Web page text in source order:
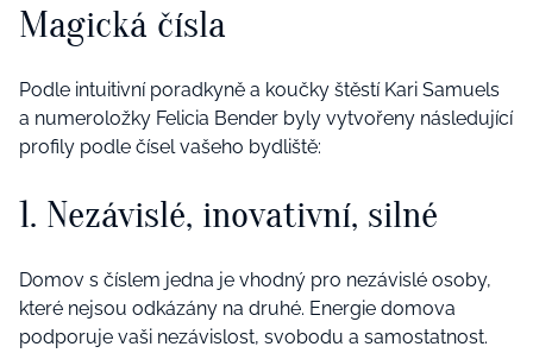
Magická čísla
Podle intuitivní poradkyně a koučky štěstí Kari Samuels
a numeroložky Felicia Bender byly vytvořeny následující
profily podle čísel vašeho bydliště:
1. Nezávislé, inovativní, silné
Domov s číslem jedna je vhodný pro nezávislé osoby,
které nejsou odkázány na druhé. Energie domova
podporuje vaši nezávislost, svobodu a samostatnost.